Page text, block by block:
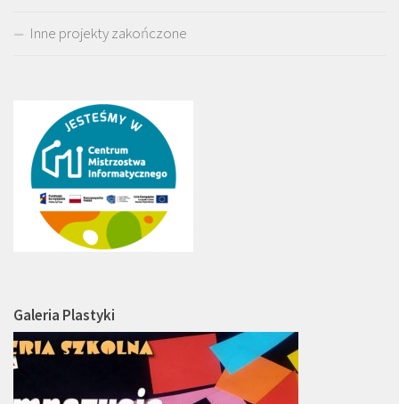
Inne projekty zakończone
Galeria Plastyki